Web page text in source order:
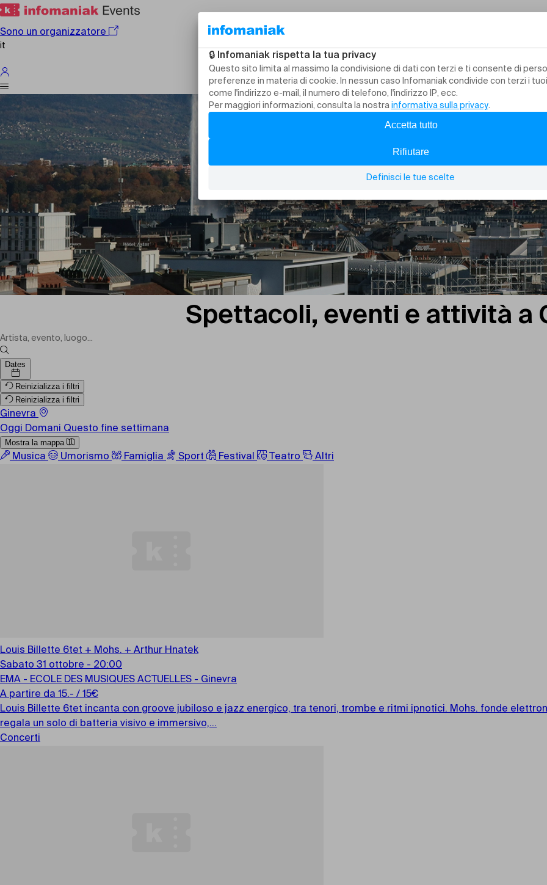
Sono un organizzatore
it
Spettacoli, eventi e attività a
Dates
Reinizializza i filtri
Reinizializza i filtri
Ginevra
Oggi Domani Questo fine settimana
Mostra la mappa
Musica Umorismo Famiglia Sport Festival Teatro Altri
Louis Billette 6tet + Mohs. + Arthur Hnatek
Sabato 31 ottobre - 20:00
EMA - ECOLE DES MUSIQUES ACTUELLES - Ginevra
A partire da 15.- / 15€
Louis Billette 6tet incanta con groove jubiloso e jazz energico, tra tenori, trombe e ritmi ipnotici. Mohs. fonde
regala un solo di batteria visivo e immersivo,...
Concerti